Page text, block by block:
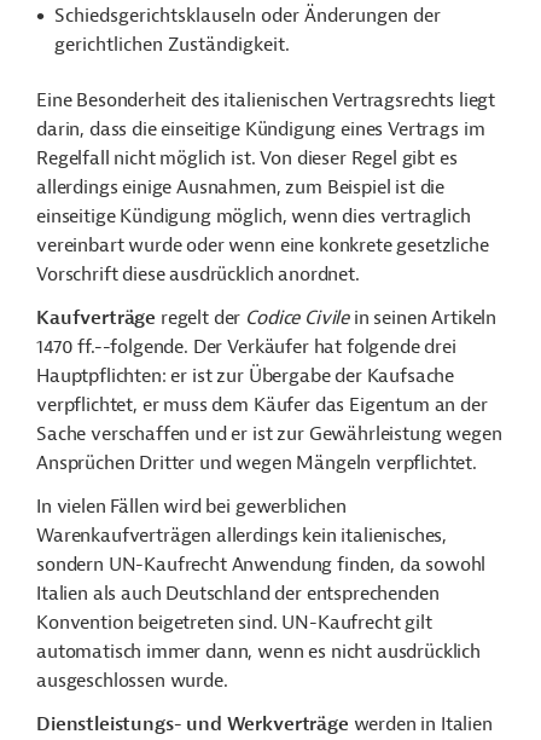
Schiedsgerichtsklauseln oder Änderungen der
gerichtlichen Zuständigkeit.
Eine Besonderheit des italienischen Vertragsrechts liegt
darin, dass die einseitige Kündigung eines Vertrags im
Regelfall nicht möglich ist. Von dieser Regel gibt es
allerdings einige Ausnahmen, zum Beispiel ist die
einseitige Kündigung möglich, wenn dies vertraglich
vereinbart wurde oder wenn eine konkrete gesetzliche
Vorschrift diese ausdrücklich anordnet.
Kaufverträge regelt der Codice Civilein seinen Artikeln
1470ff.--folgende. Der Verkäufer hat folgende drei
Hauptpflichten: er ist zur Übergabe der Kaufsache
verpflichtet, er muss dem Käufer das Eigentum an der
Sache verschaffen und er ist zur Gewährleistungwegen
Ansprüchen Dritter und wegen Mängeln verpflichtet.
In vielen Fällen wird bei gewerblichen
Warenkaufverträgen allerdings kein italienisches,
sondern UN-Kaufrecht Anwendung finden, da sowohl
Italien als auch Deutschland der entsprechenden
Konvention beigetreten sind. UN-Kaufrecht gilt
automatisch immer dann, wenn es nicht ausdrücklich
ausgeschlossen wurde.
Dienstleistungs- und Werkverträge werden in Italien